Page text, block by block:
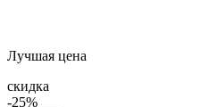
Лучшая цена
скидка
-25%